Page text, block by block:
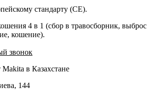
стандарту (СЕ).
4 в 1 (сбор в травосборник, выброс
кошение).
звонок
в Казахстане
144